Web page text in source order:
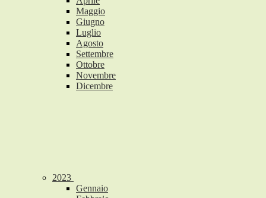
Maggio
Giugno
Luglio
Agosto
Settembre
Ottobre
Novembre
Dicembre
2023
Gennaio